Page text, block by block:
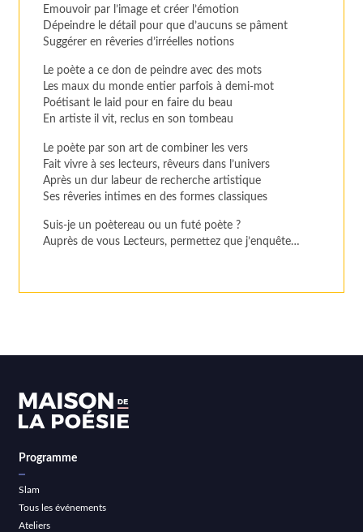
Emouvoir par l’image et créer l’émotion
Dépeindre le détail pour que d’aucuns se pâment
Suggérer en rêveries d’irréelles notions
Le poète a ce don de peindre avec des mots
Les maux du monde entier parfois à demi-mot
Poétisant le laid pour en faire du beau
En artiste il vit, reclus en son tombeau
Le poète par son art de combiner les vers
Fait vivre à ses lecteurs, rêveurs dans l’univers
Après un dur labeur de recherche artistique
Ses rêveries intimes en des formes classiques
Suis-je un poètereau ou un futé poète ?
Auprès de vous Lecteurs, permettez que j’enquête…
Programme
Slam
Tous les événements
Ateliers